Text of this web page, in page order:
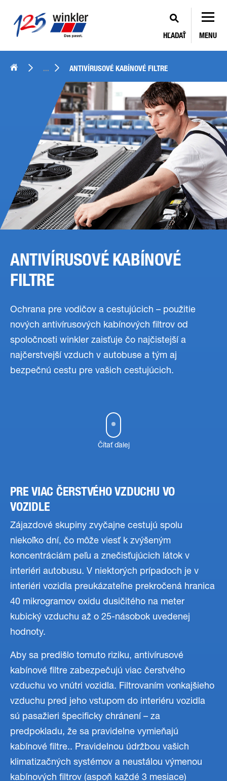
HĽADAŤ MENU
... ANTIVÍRUSOVÉ KABÍNOVÉ FILTRE
ANTIVÍRUSOVÉ KABÍNOVÉ
FILTRE
Ochrana pre vodičov a cestujúcich – použitie
nových antivírusových kabínových filtrov od
spoločnosti winkler zaisťuje čo najčistejší a
najčerstvejší vzduch v autobuse a tým aj
bezpečnú cestu pre vašich cestujúcich.
Čítať ďalej
PRE VIAC ČERSTVÉHO VZDUCHU VO
VOZIDLE
Zájazdové skupiny zvyčajne cestujú spolu
niekoľko dní, čo môže viesť k zvýšeným
koncentráciám peľu a znečisťujúcich látok v
interiéri autobusu. V niektorých prípadoch je v
interiéri vozidla preukázateľne prekročená hranica
40 mikrogramov oxidu dusičitého na meter
kubický vzduchu až o 25-násobok uvedenej
hodnoty.
Aby sa predišlo tomuto riziku, antivírusové
kabínové filtre zabezpečujú viac čerstvého
vzduchu vo vnútri vozidla. Filtrovaním vonkajšieho
vzduchu pred jeho vstupom do interiéru vozidla
sú pasažieri špecificky chránení – za
predpokladu, že sa pravidelne vymieňajú
kabínové filtre.. Pravidelnou údržbou vašich
klimatizačných systémov a neustálou výmenou
kabínových filtrov (aspoň každé 3 mesiace)